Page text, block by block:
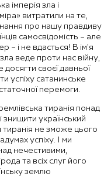
імперія зла і
витратили на те,
про нашу правдиву
самосвідомість – але
– і не вдасться! В ім’я
веде проти нас війну,
своєї давньої
успіху сатанинське
перемоги.
тиранія понад
знищити український
тиранія не зможе цього
успіху. І ми
нечестивими,
та всіх слуг його
землю